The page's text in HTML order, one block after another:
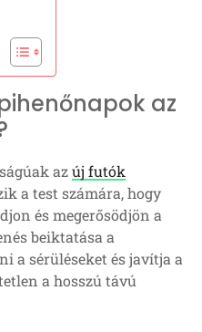
az
azúj futók
a test számára, hogy
és megerősödjön a
beiktatása a
a sérüléseket és javítja a
a hosszú távú